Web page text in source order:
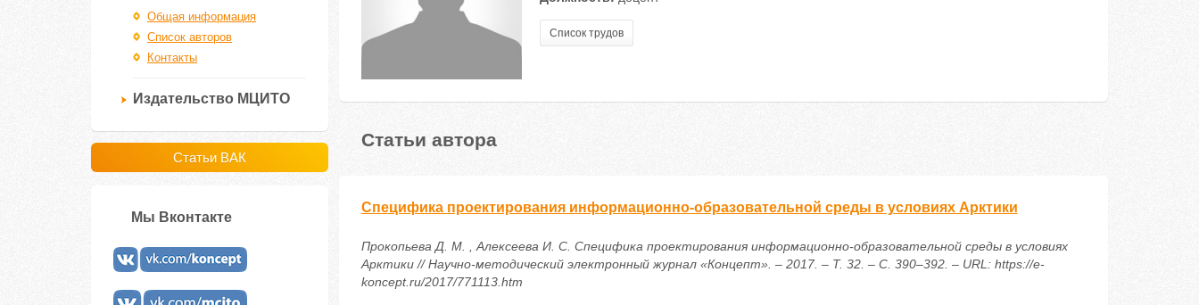
Общая информация
Список авторов
Контакты
Издательство МЦИТО
Статьи ВАК
Мы Вконтакте
Список трудов
Статьи автора
Специфика проектирования информационно-образовательной среды в условиях Арктики
Прокопьева Д. М. , Алексеева И. С. Специфика проектирования информационно-образовательной среды в условиях
Арктики // Научно-методический электронный журнал «Концепт». – 2017. – Т. 32. – С. 390–392. – URL: https://e-
koncept.ru/2017/771113.htm